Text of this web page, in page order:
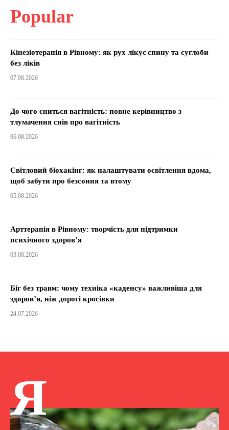
Popular
Кінезіотерапія в Рівному: як рух лікує спину та суглоби
без ліків
07.08.2026
До чого сниться вагітність: повне керівництво з
тлумачення снів про вагітність
06.08.2026
Світловий біохакінг: як налаштувати освітлення вдома,
щоб забути про безсоння та втому
05.08.2026
Арттерапія в Рівному: творчість для підтримки
психічного здоров’я
03.08.2026
Біг без травм: чому техніка «каденсу» важливіша для
здоров’я, ніж дорогі кросівки
24.07.2026
Я